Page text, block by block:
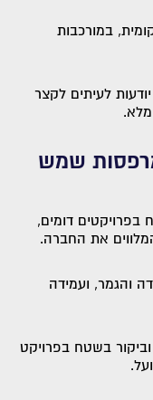
במורכבות
מנוסות יודעות לעיתים לקצר
מלא.
שמש
בפרויקטים דומים,
המלווים את החברה.
והגמר, ועמידה
בשטח בפרויקט